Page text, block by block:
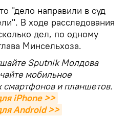
"дело направили в суд
В ходе расследования
дел, по одному
Минсельхоза.
Sputnik Молдова
мобильное
и планшетов.
iPhone >>
Android >>